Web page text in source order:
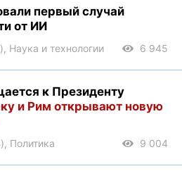
первый случай
от ИИ
Наука и технологии 6 945
к Президенту
и Рим открывают новую
Политика 9 004